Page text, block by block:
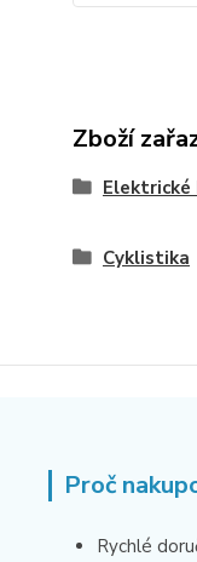
Zboží
Elektrické
Cyklistika
Proč
Rychlé